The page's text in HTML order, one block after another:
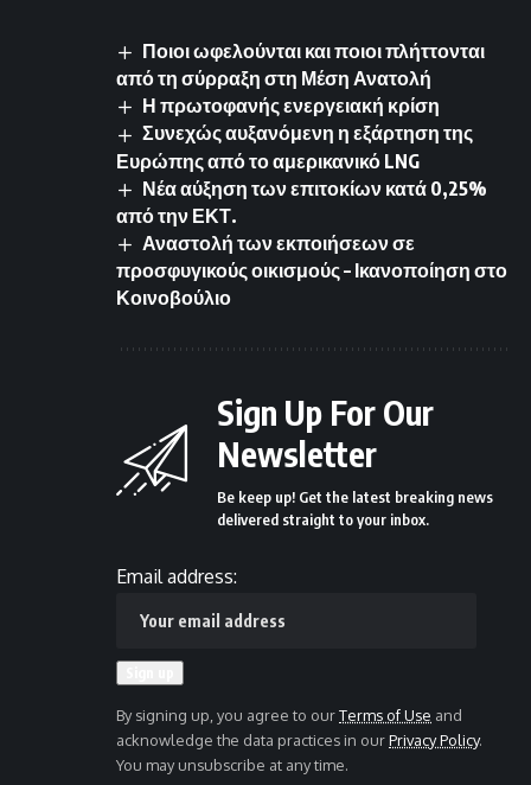
Ποιοι ωφελούνται και ποιοι πλήττονται
από τη σύρραξη στη Μέση Ανατολή
Η πρωτοφανής ενεργειακή κρίση
Συνεχώς αυξανόμενη η εξάρτηση της
Ευρώπης από το αμερικανικό LNG
Νέα αύξηση των επιτοκίων κατά 0,25%
από την ΕΚΤ.
Αναστολή των εκποιήσεων σε
προσφυγικούς οικισμούς – Ικανοποίηση στο
Κοινοβούλιο
Sign Up For Our
Newsletter
Be keep up! Get the latest breaking news
delivered straight to your inbox.
Email address:
By signing up, you agree to ourTerms of Use and
acknowledge the data practices in ourPrivacy Policy.
You may unsubscribe at any time.